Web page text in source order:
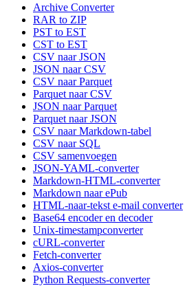
Archive Converter
RAR to ZIP
PST to EST
CST to EST
CSV naar JSON
JSON naar CSV
CSV naar Parquet
Parquet naar CSV
JSON naar Parquet
Parquet naar JSON
CSV naar Markdown-tabel
CSV naar SQL
CSV samenvoegen
JSON-YAML-converter
Markdown-HTML-converter
Markdown naar ePub
HTML-naar-tekst e-mail converter
Base64 encoder en decoder
Unix-timestampconverter
cURL-converter
Fetch-converter
Axios-converter
Python Requests-converter